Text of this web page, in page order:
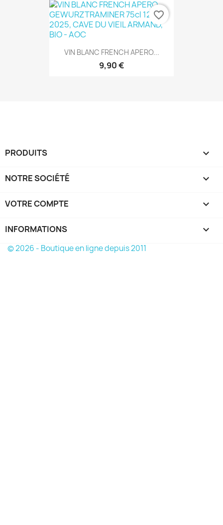
VIN BLANC FRENCH APERO...
9,90 €
favorite_border
PRODUITS 
NOTRE SOCIÉTÉ 
VOTRE COMPTE 
INFORMATIONS keyboard_arrow_down
© 2026 - Boutique en ligne depuis 2011